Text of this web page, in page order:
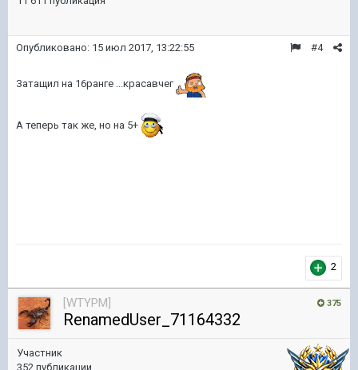
#4
Опубликовано: 15 июл 2017, 13:22:55
Затащил на 16ранге ...красавчег
А теперь так же, но на 5+
2
375
[WTYPM]
RenamedUser_71164332
Участник
352 публикации